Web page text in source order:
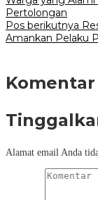
Pertolongan
Pos berikutnya
Amankan Pelaku
Komentar
Alamat email Anda